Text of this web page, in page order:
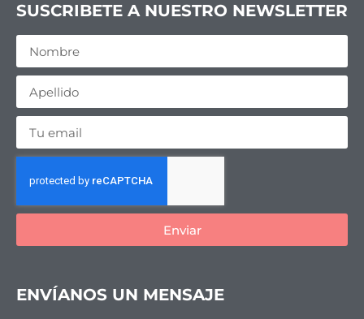
SUSCRIBETE A NUESTRO NEWSLETTER
Enviar
ENVÍANOS UN MENSAJE